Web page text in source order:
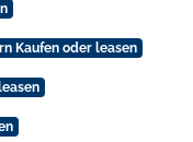
Kaufen oder leasen